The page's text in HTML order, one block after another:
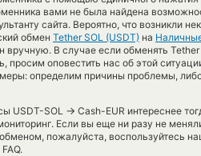
вами не была найдена
сайта. Вероятно, что возникли
обмен Tether SOL (USDT) на
В случае если обменять
просим оповестить нас об этой
определим причины проблемы,
USDT-SOL → Cash-EUR интереснее
Если вы еще ни разу не
пожалуйста, воспользуйтесь